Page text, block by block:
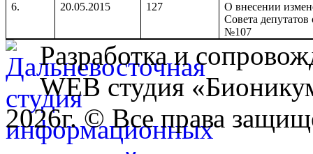
6. 20.05.2015 127
О внесении
Совета
№107
Разработка и
WEB студия
2026г. © Все права